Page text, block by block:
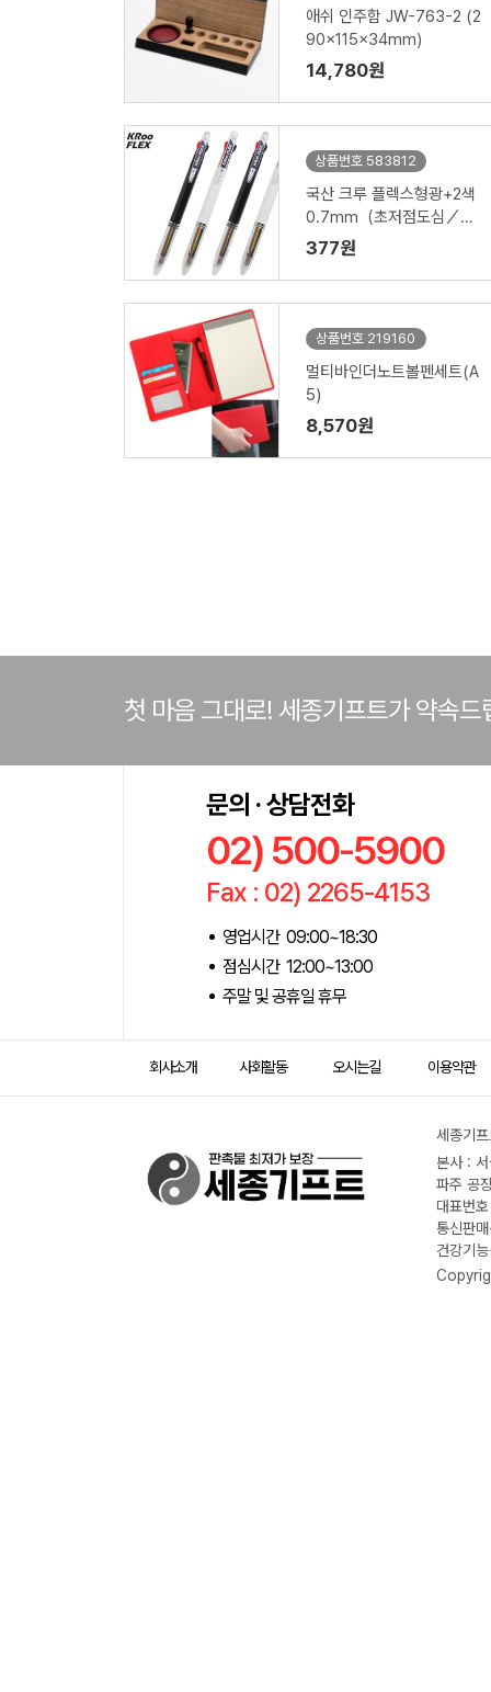
애쉬 인주함 JW-763-2 (2
90x115x34mm)
14,780원
상품번호 583812
국산 크루 플렉스형광+2색
0.7mm（초저점도심／독
일잉크）
377원
상품번호 219160
멀티바인더노트볼펜세트(A
5)
8,570원
첫 마음 그대로! 세종기프트가 약속드
문의 · 상담전화
02) 500-5900
Fax : 02) 2265-4153
영업시간 09:00~18:30
점심시간 12:00~13:00
주말 및 공휴일 휴무
회사소개 사회활동 오시는길 이용약관
세종기
본사 :
파주 공
대표번
통신판
건강기